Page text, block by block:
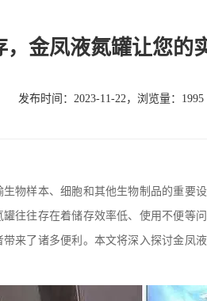
，金凤液氮罐让您的
发布时间：2023-11-22，浏览量：1995
样本、细胞和其他生物制品的重要
往往存在着储存效率低、使用不便等
来了诸多便利。本文将深入探讨金凤